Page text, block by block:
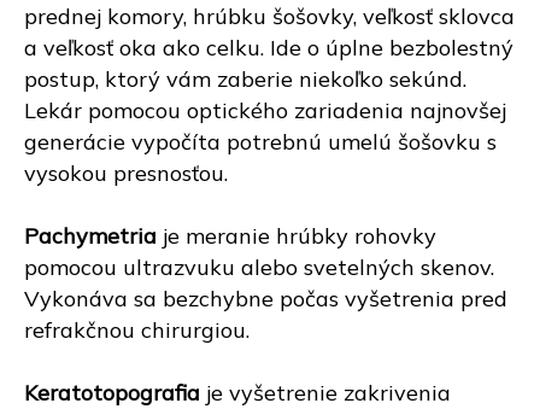
prednej komory, hrúbku šošovky, veľkosť sklovca
a veľkosť oka ako celku. Ide o úplne bezbolestný
postup, ktorý vám zaberie niekoľko sekúnd.
Lekár pomocou optického zariadenia najnovšej
generácie vypočíta potrebnú umelú šošovku s
vysokou presnosťou.
Pachymetria je meranie hrúbky rohovky
pomocou ultrazvuku alebo svetelných skenov.
Vykonáva sa bezchybne počas vyšetrenia pred
refrakčnou chirurgiou.
Keratotopografia je vyšetrenie zakrivenia